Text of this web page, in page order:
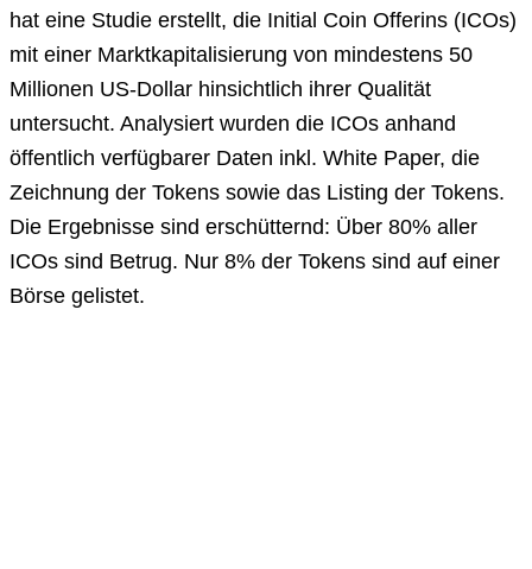
hat eine Studie erstellt, die Initial Coin Offerins (ICOs)
mit einer Marktkapitalisierung von mindestens 50
Millionen US-Dollar hinsichtlich ihrer Qualität
untersucht. Analysiert wurden die ICOs anhand
öffentlich verfügbarer Daten inkl. White Paper, die
Zeichnung der Tokens sowie das Listing der Tokens.
Die Ergebnisse sind erschütternd: Über 80% aller
ICOs sind Betrug. Nur 8% der Tokens sind auf einer
Börse gelistet.